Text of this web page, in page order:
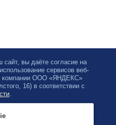
вы даёте согласие на
сервисов веб-
компании ООО «ЯНДЕКС»
16) в соответствии с
.